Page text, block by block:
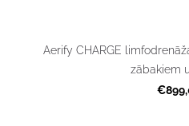
Aerify CHARGE
zābakiem